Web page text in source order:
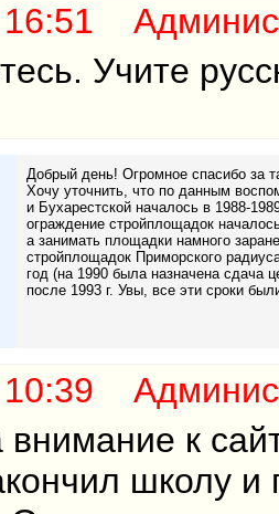
16:51
Учите
Добрый день! Огромное спасибо за
Хочу уточнить, что по данным
и Бухарестской началось в 1988-
ограждение стройплощадок
а занимать площадки намного
стройплощадок Приморского
год (на 1990 была назначена сдача
после 1993 г. Увы, все эти сроки
10:39
к
школу и